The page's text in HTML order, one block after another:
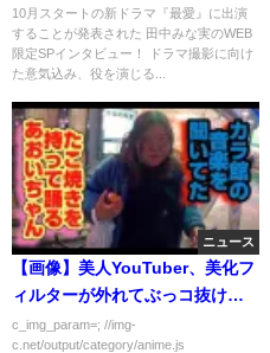
ュー！【TBS】
10月スタートの新ドラマ『最愛』に出演
することが発表された 田中みな実のWEB
限定SPインタビュー！ ドラマ撮影に向け
た意気込み、役を演じる...
ニュース
【画像】美人YouTuber、美化フ
ィルターが外れてぶっコ抜け…
c_img_param=; //img-
c.net/output/category/anime.js